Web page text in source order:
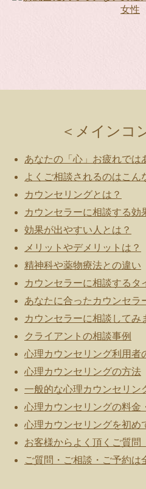
＜メインコ
あなたの「心」お疲れでは
よくご相談されるのはこん
カウンセリングとは？
カウンセラーに相談する効
効果が出やすい人とは？
メリットやデメリットは？
精神科や薬物療法との違い
カウンセラーに相談するタ
あなたに合ったカウンセラ
カウンセラーに相談してみ
クライアントの相談事例
心理カウンセリング利用者
心理カウンセリングの方法
一般的な心理カウンセリン
心理カウンセリングの料金
心理カウンセリングを初め
お客様からよく頂くご質問
ご質問・ご相談・ご予約は